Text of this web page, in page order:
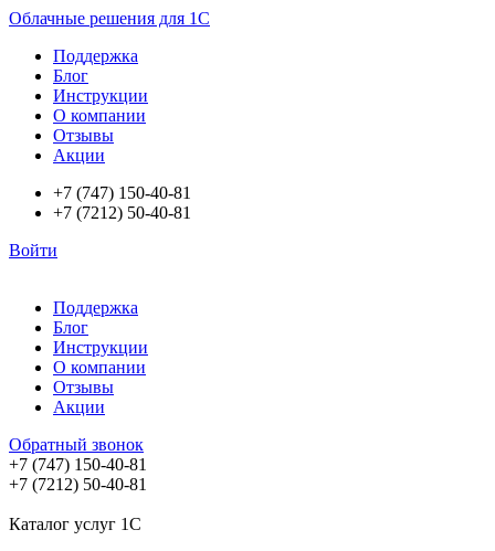
Облачные решения для 1С
Поддержка
Блог
Инструкции
О компании
Отзывы
Акции
+7 (747) 150-40-81
+7 (7212) 50-40-81
Войти
Поддержка
Блог
Инструкции
О компании
Отзывы
Акции
Обратный звонок
+7 (747) 150-40-81
+7 (7212) 50-40-81
Каталог услуг 1С